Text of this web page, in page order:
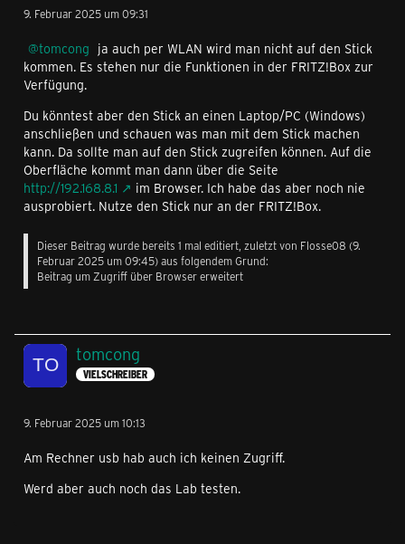
9. Februar 2025 um 09:31
tomcong ja auch per WLAN wird man nicht auf den Stick
kommen. Es stehen nur die Funktionen in der FRITZ!Box zur
Verfügung.
Du könntest aber den Stick an einen Laptop/PC (Windows)
anschließen und schauen was man mit dem Stick machen
kann. Da sollte man auf den Stick zugreifen können. Auf die
Oberfläche kommt man dann über die Seite
http://192.168.8.1
im Browser. Ich habe das aber noch nie
ausprobiert. Nutze den Stick nur an der FRITZ!Box.
Dieser Beitrag wurde bereits 1 mal editiert, zuletzt von Flosse08 (9.
Februar 2025 um 09:45) aus folgendem Grund:
Beitrag um Zugriff über Browser erweitert
tomcong
VIELSCHREIBER
9. Februar 2025 um 10:13
Am Rechner usb hab auch ich keinen Zugriff.
Werd aber auch noch das Lab testen.